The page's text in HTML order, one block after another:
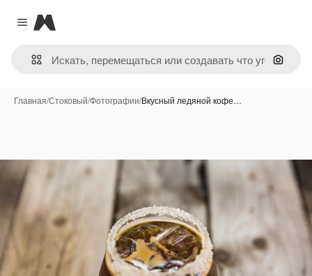
Close menu
Magnific
Поиск
Главная/Стоковый/Фотографии/Вкусный ледяной кофе…